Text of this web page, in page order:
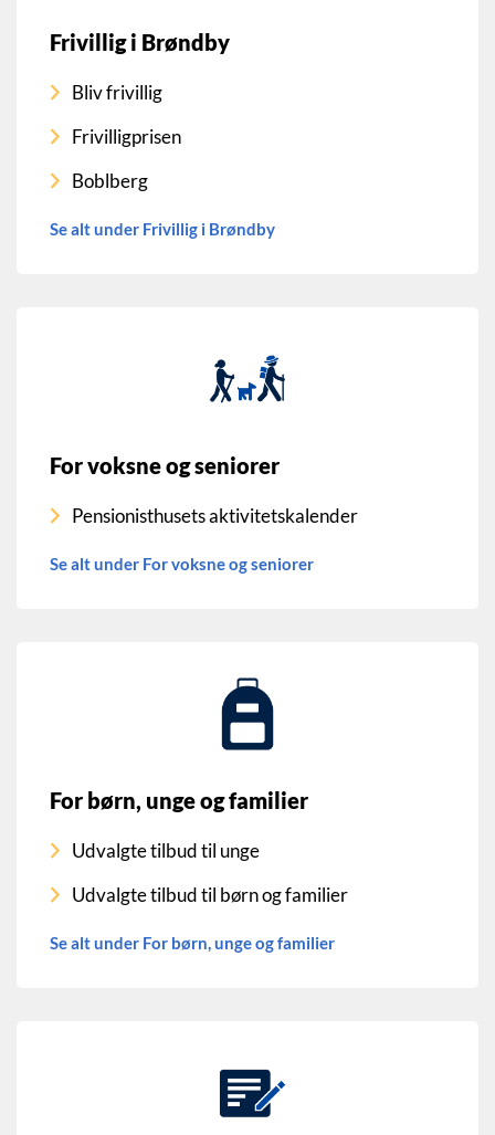
Frivillig i Brøndby
Bliv frivillig
Frivilligprisen
Boblberg
Se alt under Frivillig i Brøndby
For voksne og seniorer
Pensionisthusets aktivitetskalender
Se alt under For voksne og seniorer
For børn, unge og familier
Udvalgte tilbud til unge
Udvalgte tilbud til børn og familier
Se alt under For børn, unge og familier